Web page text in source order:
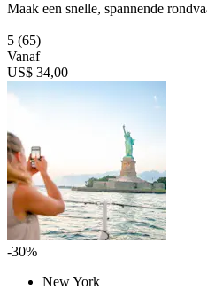
Maak een snelle, spannende
5 (65)
Vanaf
US$ 34,00
-30%
New York